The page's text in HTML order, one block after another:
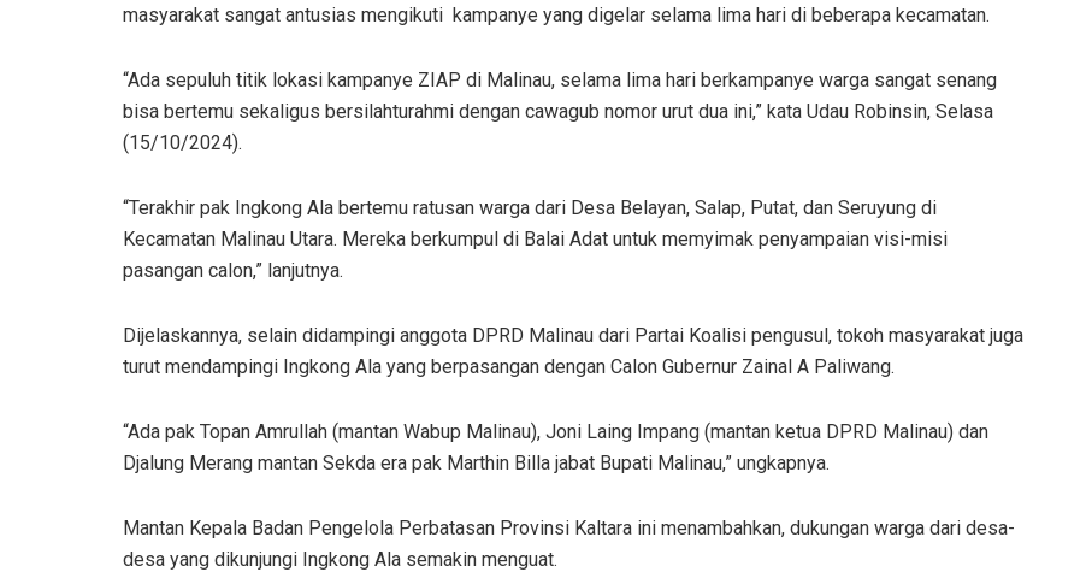
masyarakat sangat antusias mengikuti kampanye yang digelar selama lima hari di beberapa kecamatan.
“Ada sepuluh titik lokasi kampanye ZIAP di Malinau, selama lima hari berkampanye warga sangat senang
bisa bertemu sekaligus bersilahturahmi dengan cawagub nomor urut dua ini,” kata Udau Robinsin, Selasa
(15/10/2024).
“Terakhir pak Ingkong Ala bertemu ratusan warga dari Desa Belayan, Salap, Putat, dan Seruyung di
Kecamatan Malinau Utara. Mereka berkumpul di Balai Adat untuk memyimak penyampaian visi-misi
pasangan calon,” lanjutnya.
Dijelaskannya, selain didampingi anggota DPRD Malinau dari Partai Koalisi pengusul, tokoh masyarakat juga
turut mendampingi Ingkong Ala yang berpasangan dengan Calon Gubernur Zainal A Paliwang.
“Ada pak Topan Amrullah (mantan Wabup Malinau), Joni Laing Impang (mantan ketua DPRD Malinau) dan
Djalung Merang mantan Sekda era pak Marthin Billa jabat Bupati Malinau,” ungkapnya.
Mantan Kepala Badan Pengelola Perbatasan Provinsi Kaltara ini menambahkan, dukungan warga dari desa-
desa yang dikunjungi Ingkong Ala semakin menguat.